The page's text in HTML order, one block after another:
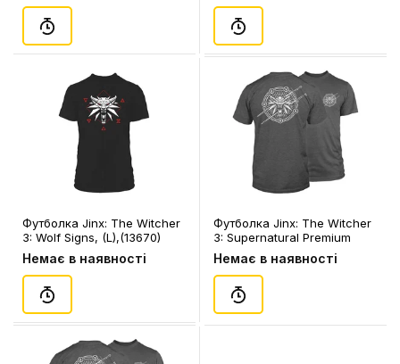
Футболка Jinx: The Witcher
3: Wolf Signs, (L),(13670)
Немає в наявності
Футболка Jinx: The Witcher
3: Supernatural Premium
Tee, (M), (14386)
Немає в наявності